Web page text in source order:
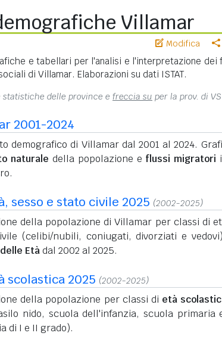
Villamar
Modifica
e tabellari per l'analisi e l'interpretazione dei
di Villamar. Elaborazioni su dati ISTAT.
delle province e freccia su per la prov. di VS
2001-2024
demografico di Villamar dal 2001 al 2024.
naturale della popolazione e flussi migratori
sesso e stato civile 2025 (2002-2025)
della popolazione di Villamar per classi di
(celibi/nubili, coniugati, divorziati e
Etàdal 2002 al 2025.
scolastica 2025 (2002-2025)
della popolazione per classi di età
nido, scuola dell'infanzia, scuola primaria
di I e II grado).